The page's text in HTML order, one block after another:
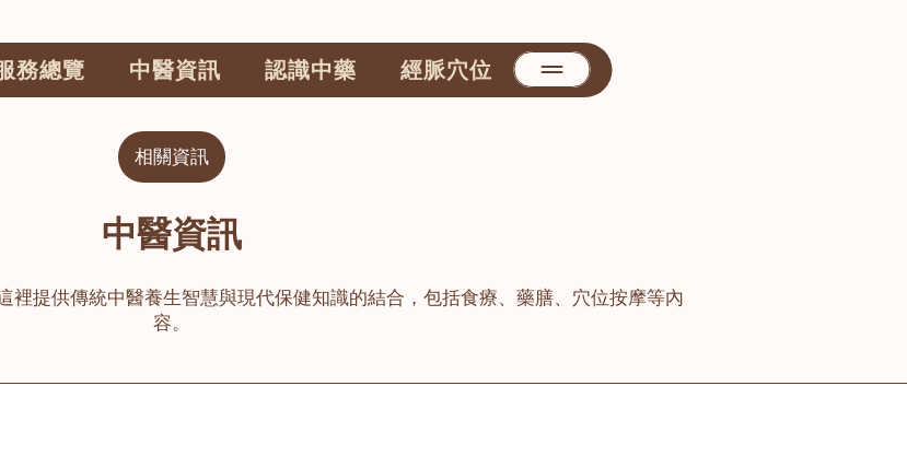
務總覽 中醫資訊 認識中藥 經脈穴位
相關資訊
中醫資訊
裡提供傳統中醫養生智慧與現代保健知識的結合，包括食療、藥膳、穴位按摩等內
容。